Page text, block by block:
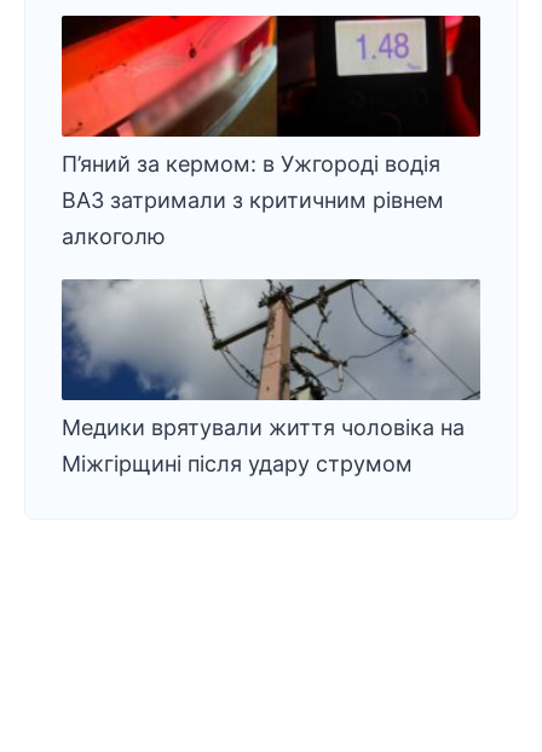
П’яний за кермом: в Ужгороді водія
ВАЗ затримали з критичним рівнем
алкоголю
Медики врятували життя чоловіка на
Міжгірщині після удару струмом